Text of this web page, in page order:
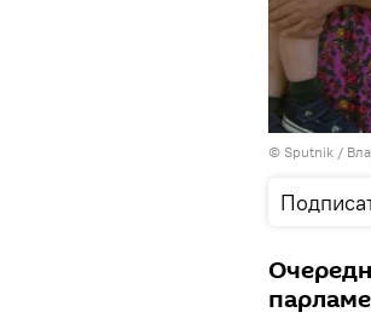
© Sputnik /